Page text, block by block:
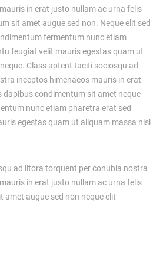
in erat justo nullam ac urna felis
sit amet augue sed non. Neque elit sed
fermentum nunc etiam
feugiat velit mauris egestas quam ut
Class aptent taciti sociosqu ad
inceptos himenaeos mauris in erat
dapibus condimentum sit amet neque
nunc etiam pharetra erat sed
egestas quam ut aliquam massa nisl
ad litora torquent per conubia nostra
in erat justo nullam ac urna felis
augue sed non neque elit